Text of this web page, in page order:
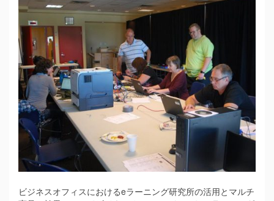
ビジネスオフィスにおけるeラーニング研究所の活用とマルチ